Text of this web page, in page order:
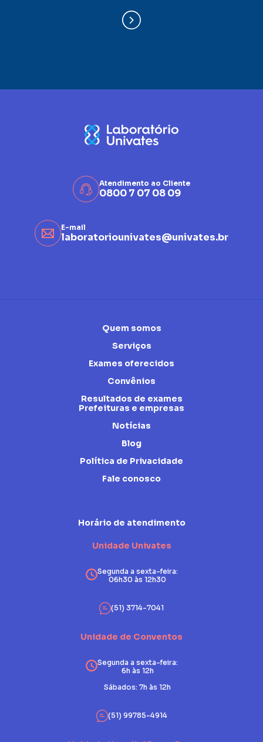
Atendimento ao Cliente
0800 7 07 08 09
E-mail
laboratoriounivates@univates.br
Quem somos
Serviços
Exames oferecidos
Convênios
Resultados de exames
Prefeituras e empresas
Notícias
Blog
Política de Privacidade
Fale conosco
Horário de atendimento
Unidade Univates
Segunda a sexta-feira:
06h30 às 12h30
(51) 3714-7041
Unidade de Conventos
Segunda a sexta-feira:
6h às 12h
Sábados: 7h às 12h
(51) 99785-4914